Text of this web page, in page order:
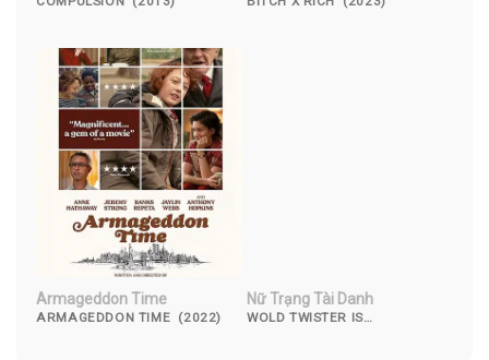
Armageddon Time
ARMAGEDDON TIME (2022)
Nữ Trạng Tài Danh
WOLD TWISTER IS